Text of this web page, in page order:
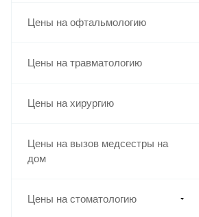
Цены на офтальмологию
Цены на травматологию
Цены на хирургию
Цены на вызов медсестры на
дом
Цены на стоматологию